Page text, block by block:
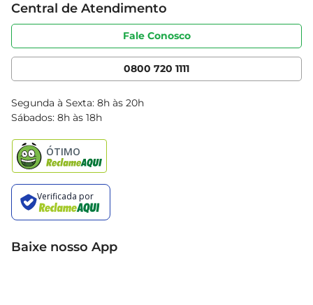
Sobre privacidade
Portal do fornecedor
Cencosud Media
Produtos Bretas
Código de ética
Serviços
Clube Bretas
Blog Bretas
Black Friday
Central de Atendimento
Fale Conosco
0800 720 1111
Segunda à Sexta: 8h às 20h
Sábados: 8h às 18h
Baixe nosso App